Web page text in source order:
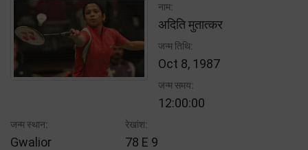
नाम:
अदिति मुतात्कर
जन्म तिथि:
Oct 8, 1987
जन्म समय:
12:00:00
जन्म स्थान:
Gwalior
रेखांश:
78 E 9